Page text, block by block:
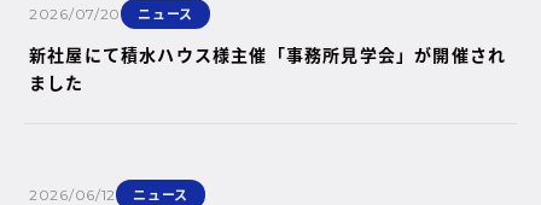
2026/07/20 ニュース
新社屋にて積水ハウス様主催「事務所見学会」が開催され
ました
2026/06/12 ニュース